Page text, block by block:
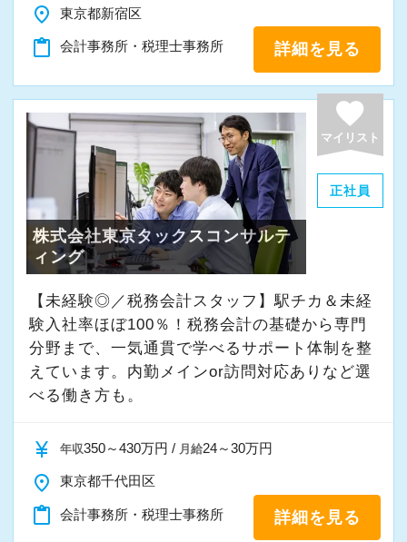
でも、同じように未経験から一人前になった先
だからこそ未経験者の気持ちを理解しており、
わからないことや悩みにはきちんと手を止めて
話を聞いてくれる先輩がいつもそばにいるので
安心してください。
業界特有の“かたさ”がないのも当社の魅力です！
■未経験から税理士事務所へ転職を検討している
方へ
https://www.docswell.com/s/6513522481/ZN19XR-
matusmoto2024
【現役スタッフの声】
百貨店の美容部員から未経験で入社しました。
新しいことにチャレンジしてみたい、税金の知
び込みました。
当社を選んだのはHPが充実していたから。
HPからとても楽しそうな会社の雰囲気が伝わっ
ませんか？
昨年2022年12月にオープンした新しいオフィス
です。
柏駅東口から徒歩4分のアクセスで、地場のお客
様が多いという特徴があります。
現在は増員にも力を入れ拡大を続けているた
め、今後はさらなる新規のお客様獲得に向けた
戦略も行っていきます。
20代～30代の若手メンバーが中心となって運営
しており、とても勢いと活気のあるオフィスで
す。国税局OBの税理士も在籍しているため、ノ
ウハウや知識の面でも学べることが非常に多い
環境です。
で、多彩なキャリアを描きながら活躍できるチ
ャンスが広がっています。
【ご紹介が多い安定企業でお客様から一番に信
place 東京都新宿区
content_paste 会計事務所・税理士事務所 詳細を見る
favorite
マイリスト
正社員
株式会社東京タックスコンサルテ
ィング
【未経験◎／税務会計スタッフ】駅チカ＆未経
験入社率ほぼ100％！税務会計の基礎から専門
分野まで、一気通貫で学べるサポート体制を整
えています。内勤メインor訪問対応ありなど選
べる働き方も。
currency_yen 年収350～430万円 / 月給24～30万円
place 東京都千代田区
content_paste 会計事務所・税理士事務所 詳細を見る